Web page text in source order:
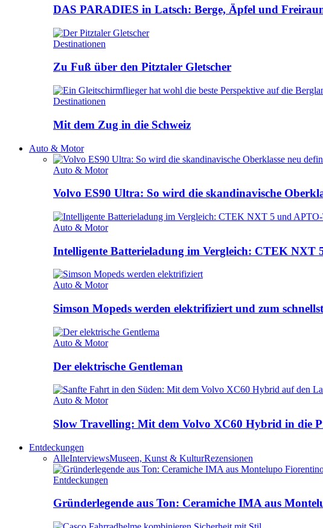
DAS PARADIES in Latsch: Berge, Äpfel und
Destinationen
Zu Fuß über den Pitztaler Gletscher
Destinationen
Mit dem Zug in die Schweiz
Auto & Motor
Auto & Motor
Volvo ES90 Ultra: So wird die skandinavische
Auto & Motor
Intelligente Batterieladung im Vergleich: CTEK NXT
Auto & Motor
Simson Mopeds werden elektrifiziert und zum
Auto & Motor
Der elektrische Gentleman
Auto & Motor
Slow Travelling: Mit dem Volvo XC60 Hybrid in die
Entdeckungen
AlleInterviewsMuseen, Kunst & KulturRezensionen
Entdeckungen
Gründerlegende aus Ton: Ceramiche IMA aus